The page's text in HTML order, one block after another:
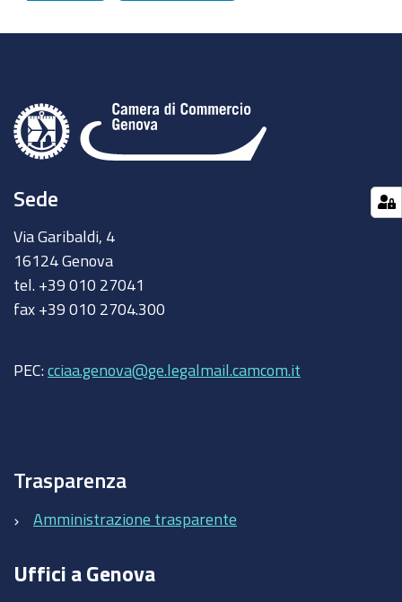
Sede
Via Garibaldi, 4
16124 Genova
tel. +39 010 27041
fax +39 010 2704.300
PEC: cciaa.genova@ge.legalmail.camcom.it
Trasparenza
Amministrazione trasparente
Uffici a Genova